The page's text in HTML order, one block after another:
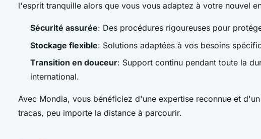
l'esprit tranquille alors que vous vous adaptez à votre nouvel
Sécurité assurée: Des procédures rigoureuses pour
Stockage flexible: Solutions adaptées à vos besoins
Transition en douceur: Support continu pendant toute la
international.
Avec Mondia, vous bénéficiez d'une expertise reconnue et
tracas, peu importe la distance à parcourir.